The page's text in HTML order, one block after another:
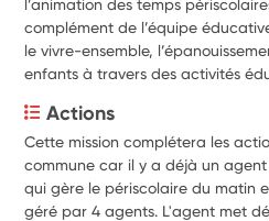
l’animation des temps
complément de l’équipe
le vivre-ensemble,
enfants à travers des activités
Actions
Cette mission complétera les
commune car il y a déjà un
qui gère le périscolaire du matin
géré par 4 agents. L'agent met